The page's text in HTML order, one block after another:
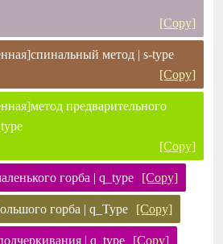
[Copy]
метод | s-type
[Copy]
предварительного
[Copy]
горба | q_type [Copy]
горба | q_Type [Copy]
| q_type [Copy]